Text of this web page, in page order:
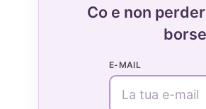
Co e non
E-MAIL